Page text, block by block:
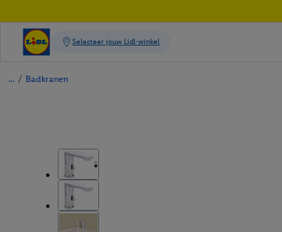
/ Badkranen